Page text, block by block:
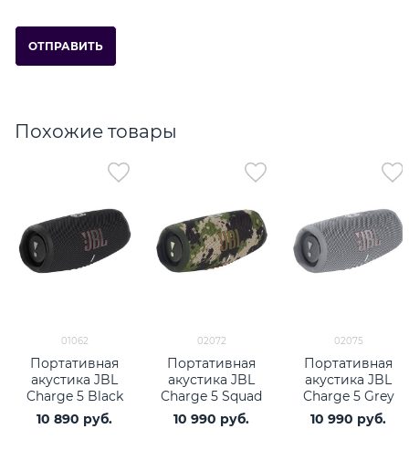
Похожие товары
01062
Портативная
акустика JBL
Charge 5 Black
10 890 руб.
02072
Портативная
акустика JBL
Charge 5 Squad
10 990 руб.
02075
Портативная
акустика JBL
Charge 5 Grey
10 990 руб.